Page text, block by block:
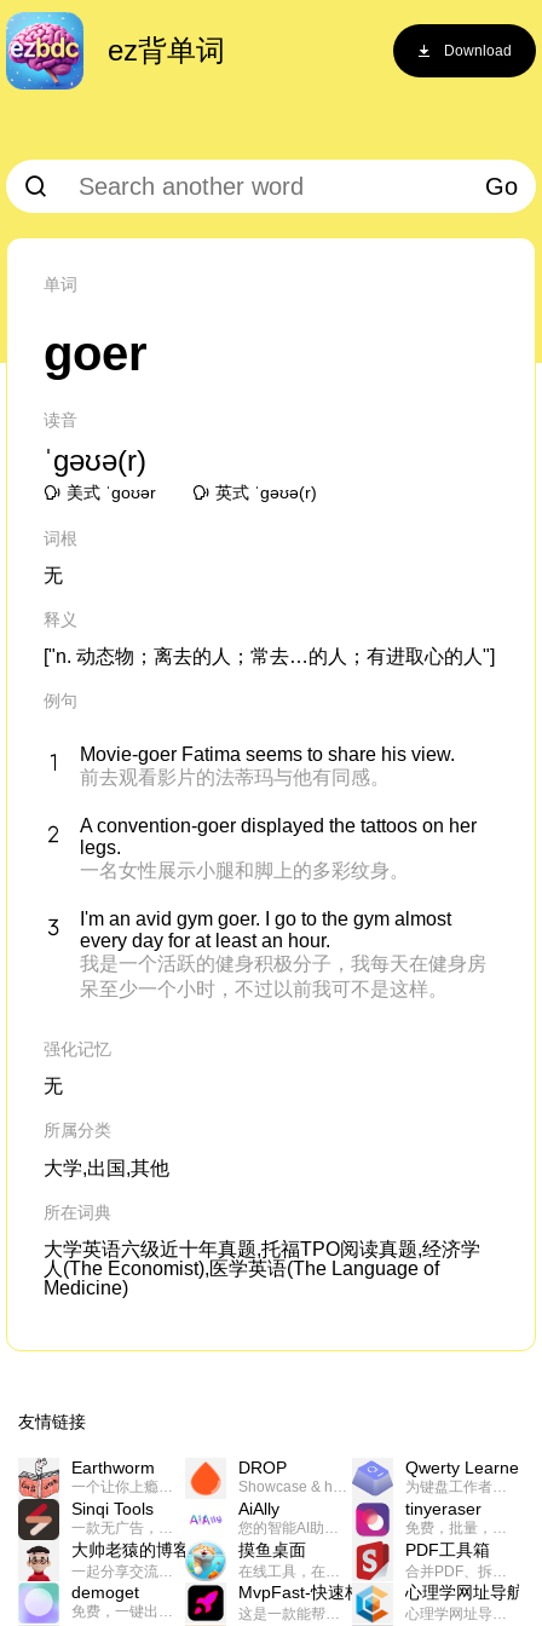
ez背单词 Download
Go
单词
goer
读音
ˈɡəʊə(r)
美式 ˈɡoʊər 英式 ˈɡəʊə(r)
词根
无
释义
["n. 动态物；离去的人；常去…的人；有进取心的人"]
例句
Movie-goer Fatima seems to share his view.
前去观看影片的法蒂玛与他有同感。
A convention-goer displayed the tattoos on her
legs.
一名女性展示小腿和脚上的多彩纹身。
I'm an avid gym goer. I go to the gym almost
every day for at least an hour.
我是一个活跃的健身积极分子，我每天在健身房
呆至少一个小时，不过以前我可不是这样。
强化记忆
无
所属分类
大学,出国,其他
所在词典
大学英语六级近十年真题,托福TPO阅读真题,经济学
人(The Economist),医学英语(The Language of
Medicine)
友情链接
Earthworm
一个让你上瘾的英语学习工具，使用 连词成句 、 i + 1 、 以终为始等学习理论来帮助你习得英语，通过不断的重复形成肌肉记忆，最重要的是 游戏化 的形式让学习英语从此不再痛苦
DROP
Showcase & host your work in extraordinary ways.不限速文件分享，托管，建站平台
Qwerty Learner
为键盘工作者设计的单词与肌肉记忆锻炼软件
Sinqi Tools
一款无广告，界面清爽的神奇在线小工具集合，范围包括但不限于：开发，设计，日常生活等
AiAlly
您的智能AI助手解决方案。提供24/7全天候的高效虚拟员工服务，助力个人和组织提升生产力、激发创新潜能。
tinyeraser
免费，批量，快速，一键换背景的桌面软件
大帅老猿的博客
一起分享交流生活学习，出海赚钱，编程技术，远程工作，优秀产品等相关话题。希望大家都能有所收获。
摸鱼桌面
在线工具，在线游戏，电影，小说各种有趣的资源这里都有
PDF工具箱
合并PDF、拆分PDF、旋转PDF、裁剪PDF、转换PDF、加密PDF、解密PDF、PDF加水印等多种PDF处理功能
demoget
免费，一键出成片的录屏Demo软件。支持4K导出，立即下载使用。
MvpFast-快速构建网站应用
这是一款能帮助你快速构建个人网站的应用，使用最新的前端技术栈，集成登录、鉴权、手机、邮箱、数据库、博客、文章、支付等等网站所需要的功能，你只需要花几个小时开发你的核心功能就可以上线，一次购买，永久拥有
心理学网址导航
心理学网址导航(psyhhub.org),着力打造国内心理学资源平台，是一个心理学网址资源大全，提供心理学学习,心理学考研,英语自学,计算机自学等众多学习内容。